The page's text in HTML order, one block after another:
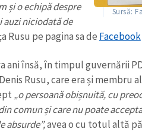
Sursă:
și o echipă despre
auzi niciodată de
Rusu pe pagina sa de Facebook
ani însă, în timpul guvernării
Rusu, care era și membru
„o persoană obișnuită, cu
comun și care nu poate
absurde”,avea o cu totul altă